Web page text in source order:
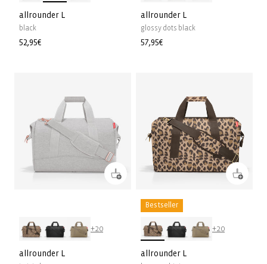
allrounder L
black
Prix
52,95€
allrounder L
glossy dots black
Prix
57,95€
+20
allrounder L
Bestseller
+20
allrounder L